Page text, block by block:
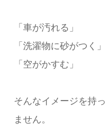
「車が汚れる」
「洗濯物に砂がつく」
「空がかすむ」
そんなイメージを持
ません。